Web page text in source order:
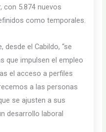
con 5.874 nuevos
como temporales.
desde el Cabildo, “se
que impulsen el empleo
el acceso a perfiles
a las personas
se ajusten a sus
desarrollo laboral